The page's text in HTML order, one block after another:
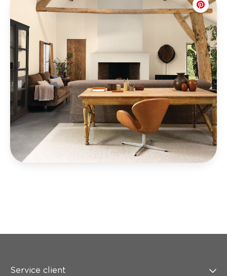
Service client